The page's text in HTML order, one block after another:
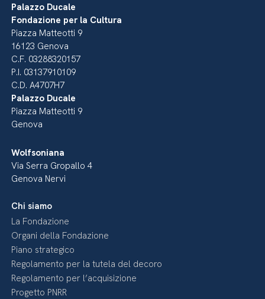
Palazzo Ducale
Fondazione per la Cultura
Piazza Matteotti 9
16123 Genova
C.F. 03288320157
P.I. 03137910109
C.D. A4707H7
Palazzo Ducale
Piazza Matteotti 9
Genova
Wolfsoniana
Via Serra Gropallo 4
Genova Nervi
Chi siamo
La Fondazione
Organi della Fondazione
Piano strategico
Regolamento per la tutela del decoro
Regolamento per l’acquisizione
Progetto PNRR